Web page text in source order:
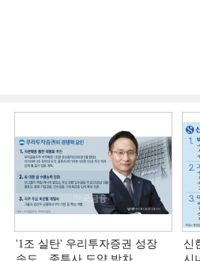
'1조 실탄' 우리투자증권 성장
신